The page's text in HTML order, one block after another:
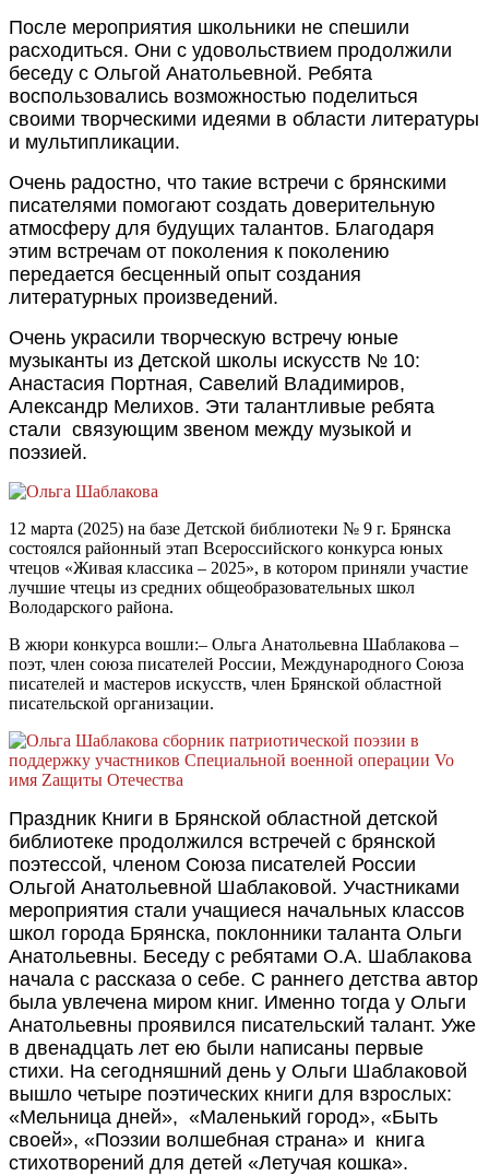
После мероприятия школьники не спешили
расходиться. Они с удовольствием продолжили
беседу с Ольгой Анатольевной. Ребята
воспользовались возможностью поделиться
своими творческими идеями в области литературы
и мультипликации.
Очень радостно, что такие встречи с брянскими
писателями помогают создать доверительную
атмосферу для будущих талантов. Благодаря
этим встречам от поколения к поколению
передается бесценный опыт создания
литературных произведений.
Очень украсили творческую встречу юные
музыканты из Детской школы искусств № 10:
Анастасия Портная, Савелий Владимиров,
Александр Мелихов. Эти талантливые ребята
стали связующим звеном между музыкой и
поэзией.
12 марта (2025) на базе Детской библиотеки № 9 г. Брянска
состоялся районный этап Всероссийского конкурса юных
чтецов «Живая классика – 2025», в котором приняли участие
лучшие чтецы из средних общеобразовательных школ
Володарского района.
В жюри конкурса вошли:– Ольга Анатольевна Шаблакова –
поэт, член союза писателей России, Международного Союза
писателей и мастеров искусств, член Брянской областной
писательской организации.
Праздник Книги в Брянской областной детской
библиотеке продолжился встречей с брянской
поэтессой, членом Союза писателей России
Ольгой Анатольевной Шаблаковой. Участниками
мероприятия стали учащиеся начальных классов
школ города Брянска, поклонники таланта Ольги
Анатольевны. Беседу с ребятами О.А. Шаблакова
начала с рассказа о себе. С раннего детства автор
была увлечена миром книг. Именно тогда у Ольги
Анатольевны проявился писательский талант. Уже
в двенадцать лет ею были написаны первые
стихи. На сегодняшний день у Ольги Шаблаковой
вышло четыре поэтических книги для взрослых:
«Мельница дней», «Маленький город», «Быть
своей», «Поэзии волшебная страна» и книга
стихотворений для детей «Летучая кошка».